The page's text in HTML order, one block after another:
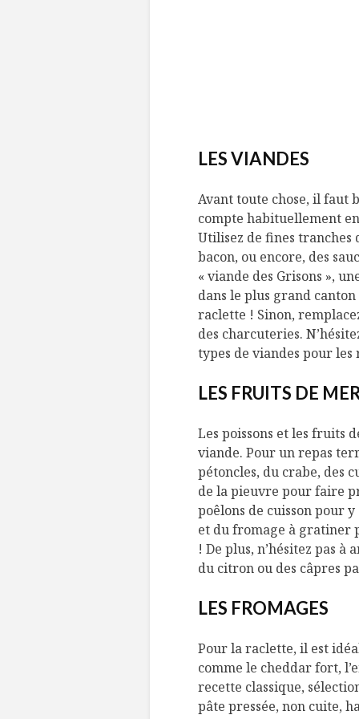
LES VIANDES
Avant toute chose, il faut
compte habituellement
Utilisez de fines tranches
bacon, ou encore, des
« viande des Grisons »,
dans le plus grand
raclette ! Sinon,
des charcuteries.
types de viandes pour
LES FRUITS DE
Les poissons et les fruits
viande. Pour un repas
pétoncles, du crabe, des
de la pieuvre pour faire
poêlons de cuisson pour
et du fromage à gratiner
! De plus, n’hésitez pas
du citron ou des câpres
LES FROMAGES
Pour la raclette, il est
comme le cheddar fort,
recette classique,
pâte pressée, non cuite,